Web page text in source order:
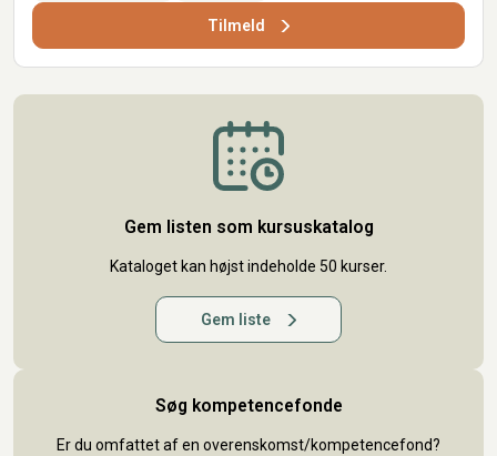
Tilmeld
Gem listen som kursuskatalog
Kataloget kan højst indeholde 50 kurser.
Gem liste
Søg kompetencefonde
Er du omfattet af en overenskomst/kompetencefond?